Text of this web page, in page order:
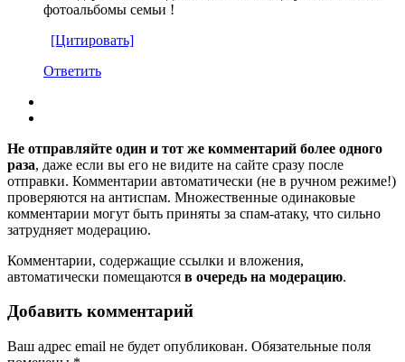
фотоальбомы семьи !
[Цитировать]
Ответить
Не отправляйте один и тот же комментарий более одного
раза, даже если вы его не видите на сайте сразу после
отправки. Комментарии автоматически (не в ручном режиме!)
проверяются на антиспам. Множественные одинаковые
комментарии могут быть приняты за спам-атаку, что сильно
затрудняет модерацию.
Комментарии, содержащие ссылки и вложения,
автоматически помещаются в очередь на модерацию.
Добавить комментарий
Ваш адрес email не будет опубликован. Обязательные поля